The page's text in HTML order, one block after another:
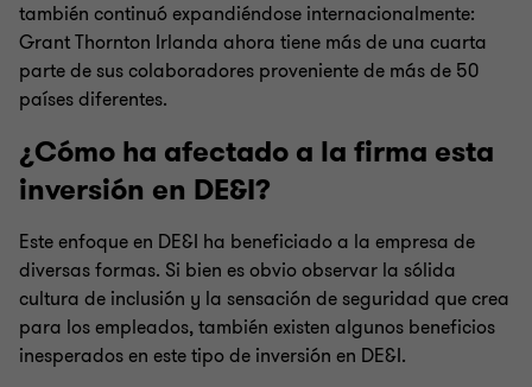
también continuó expandiéndose internacionalmente:
Grant Thornton Irlanda ahora tiene más de una cuarta
parte de sus colaboradores proveniente de más de 50
países diferentes.
¿Cómo ha afectado a la firma esta
inversión en DE&I?
Este enfoque en DE&I ha beneficiado a la empresa de
diversas formas. Si bien es obvio observar la sólida
cultura de inclusión y la sensación de seguridad que crea
para los empleados, también existen algunos beneficios
inesperados en este tipo de inversión en DE&I.